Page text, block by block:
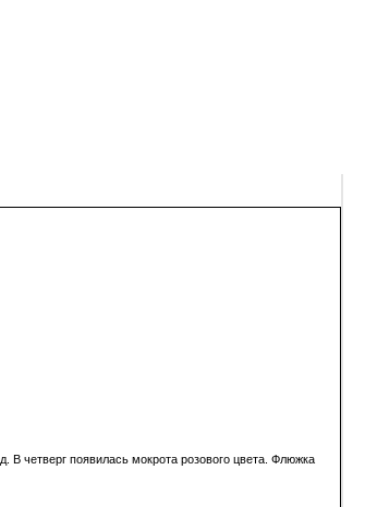
четверг появилась мокрота розового цвета. Флюжка